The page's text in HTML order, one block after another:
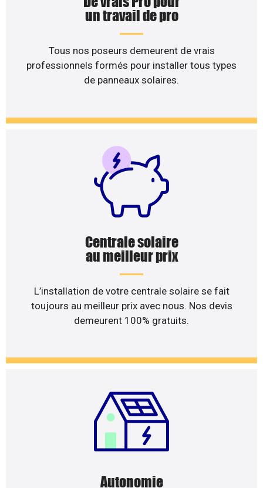
un travail de pro
Tous nos poseurs demeurent de vrais
professionnels formés pour installer tous types
de panneaux solaires.
Centrale solaire
au meilleur prix
L’installation de votre centrale solaire se fait
toujours au meilleur prix avec nous. Nos devis
demeurent 100% gratuits.
Autonomie